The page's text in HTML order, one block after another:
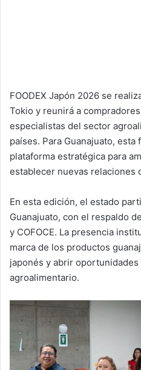
FOODEX Japón 2026 se
Tokio y reunirá a
especialistas del sector
países. Para Guanajuato,
plataforma estratégica para
establecer nuevas relaciones
En esta edición, el estado
Guanajuato, con el respaldo
y COFOCE. La presencia
marca de los productos
japonés y abrir
agroalimentario.